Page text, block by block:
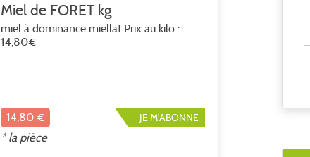
Miel de FORET kg
miel à dominance miellat Prix au kilo :
14,80€
JE M'ABONNE
14,80 €
* la pièce